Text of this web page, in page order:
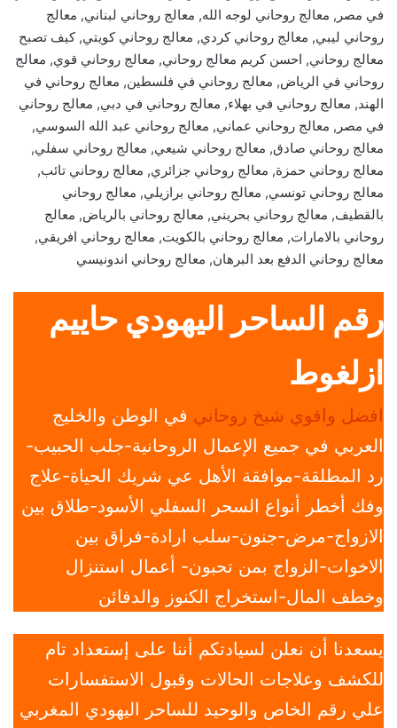
في مصر, معالج روحاني لوجه الله, معالج روحاني لبناني, معالج
روحاني ليبي, معالج روحاني كردي, معالج روحاني كويتي, كيف تصبح
معالج روحاني, احسن كريم معالج روحاني, معالج روحاني قوي, معالج
روحاني في الرياض, معالج روحاني في فلسطين, معالج روحاني في
الهند, معالج روحاني في بهلاء, معالج روحاني في دبي, معالج روحاني
في مصر, معالج روحاني عماني, معالج روحاني عبد الله السوسي,
معالج روحاني صادق, معالج روحاني شيعي, معالج روحاني سفلي,
معالج روحاني حمزة, معالج روحاني جزائري, معالج روحاني تائب,
معالج روحاني تونسي, معالج روحاني برازيلي, معالج روحاني
بالقطيف, معالج روحاني بحريني, معالج روحاني بالرياض, معالج
روحاني بالامارات, معالج روحاني بالكويت, معالج روحاني افريقي,
معالج روحاني الدفع بعد البرهان, معالج روحاني اندونيسي
رقم الساحر اليهودي حاييم
ازلغوط
افضل واقوي شيخ روحاني في الوطن والخليج
العربي في جميع الإعمال الروحانية-جلب الحبيب-
رد المطلقة-موافقة الأهل عي شريك الحياة-علاج
وفك أخطر أنواع السحر السفلي الأسود-طلاق بين
الازواج-مرض-جنون-سلب ارادة-فراق بين
الاخوات-الزواج بمن تحبون- أعمال استنزال
وخطف المال-استخراج الكنوز والدفائن
يسعدنا أن نعلن لسيادتكم أننا على إستعداد تام
للكشف وعلاجات الحالات وقبول الاستفسارات
علي رقم الخاص والوحيد للساحر اليهودي المغربي